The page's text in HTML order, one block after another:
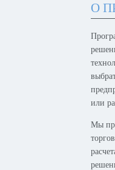
О
или
Мы